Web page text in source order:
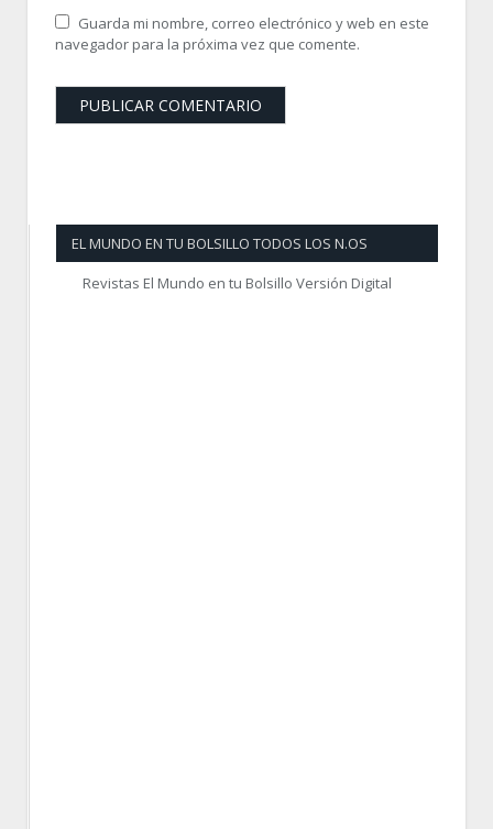
Guarda mi nombre, correo electrónico y web en este
navegador para la próxima vez que comente.
EL MUNDO EN TU BOLSILLO TODOS LOS N.OS
Revistas El Mundo en tu Bolsillo Versión Digital